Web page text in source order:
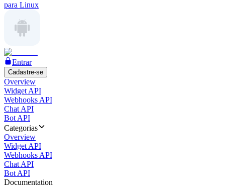
para Linux
Entrar
Cadastre-se
Overview
Widget API
Webhooks API
Chat API
Bot API
Categorias
Overview
Widget API
Webhooks API
Chat API
Bot API
Documentation